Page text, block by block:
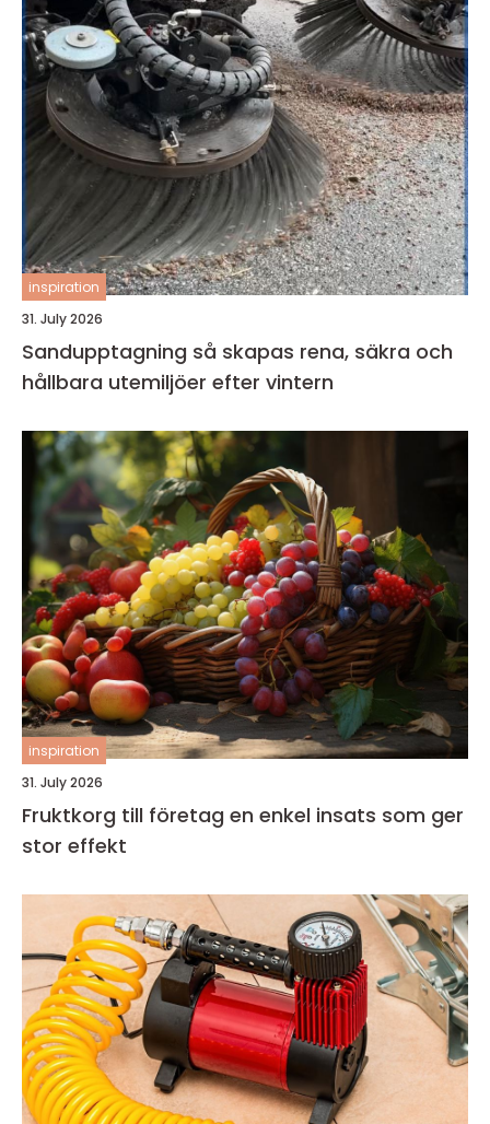
inspiration
31. July 2026
Sandupptagning så skapas rena, säkra och
hållbara utemiljöer efter vintern
inspiration
31. July 2026
Fruktkorg till företag en enkel insats som ger
stor effekt